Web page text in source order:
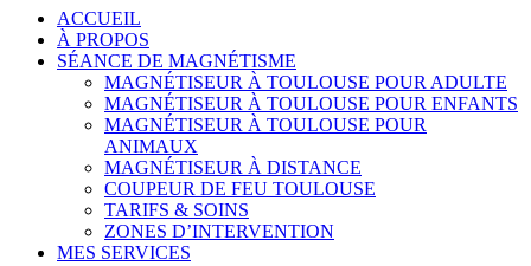
ACCUEIL
À PROPOS
SÉANCE DE MAGNÉTISME
MAGNÉTISEUR À TOULOUSE POUR ADULTE
MAGNÉTISEUR À TOULOUSE POUR ENFANTS
MAGNÉTISEUR À TOULOUSE POUR
ANIMAUX
MAGNÉTISEUR À DISTANCE
COUPEUR DE FEU TOULOUSE
TARIFS & SOINS
ZONES D’INTERVENTION
MES SERVICES